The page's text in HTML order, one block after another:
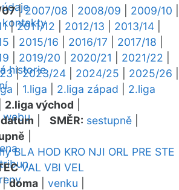
kontakty
historie
webu
|2007/08 2008/09 2009/10
|2011/12 2012/13 2013/14
2015/16 2016/17 2017/18
2019/20 2020/21 2021/22
|2023/24 2024/25 2025/26
1.liga 2.liga západ
2.liga
2.liga východ
datum SMĚR: sestupně
BLA HOD KRO NJI ORL PRE STE
VAL VBI VEL
|doma venku